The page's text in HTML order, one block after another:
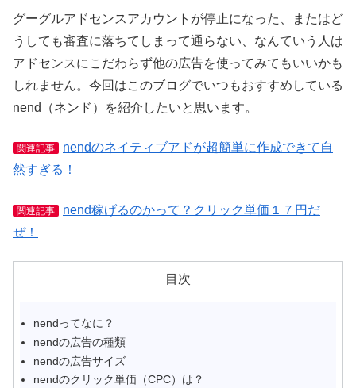
グーグルアドセンスアカウントが停止になった、またはど
うしても審査に落ちてしまって通らない、なんていう人は
アドセンスにこだわらず他の広告を使ってみてもいいかも
しれません。今回はこのブログでいつもおすすめしている
nend（ネンド）を紹介したいと思います。
関連記事
nendのネイティブアドが超簡単に作成できて自
然すぎる！
関連記事
nend稼げるのかって？クリック単価１７円だ
ぜ！
目次
nendってなに？
nendの広告の種類
nendの広告サイズ
nendのクリック単価（CPC）は？